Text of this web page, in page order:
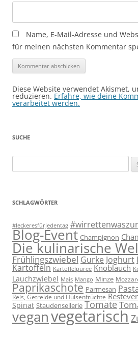
Name, E-Mail-Adresse und
für meinen nächsten Kommentar
Diese Website verwendet Akismet,
reduzieren. Erfahre, wie deine
verarbeitet werden.
SUCHE
nach:
SCHLAGWÖRTER
#leckeresfürjedentag
Blog-Event Champignon
Die kulinarische
Frühlingszwiebel Gurke Joghurt
Kartoffeln Kartoffelpüree Knoblauch
Lauchzwiebel Mais Mango Minze
Paprikaschote Parmesan
Reis, Getreide und Hülsenfrüchte
Spinat Staudensellerie Tomate
veganvegetarisch